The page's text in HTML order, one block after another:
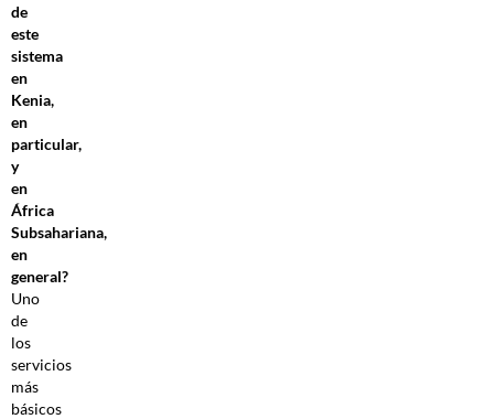
de
este
sistema
en
Kenia,
en
particular,
y
en
África
Subsahariana,
en
general?
Uno
de
los
servicios
más
básicos